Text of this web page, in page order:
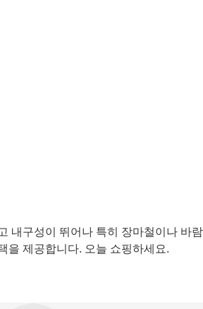
내구성이 뛰어나 특히 장마철이나 바람
을 제공합니다. 오늘 쇼핑하세요.